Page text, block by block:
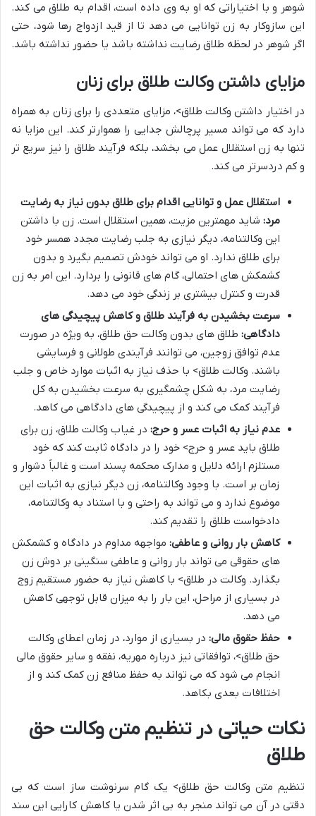
شوهر و با اختیاراتی که او به وی داده است، اقدام به طلاق می کند.
این سازوکار به زن توانایی می دهد تا از قید ازدواج رها شود، حتی
اگر شوهر در لحظه طلاق رضایت نداشته باشد یا حضور نداشته باشد.
مزایای داشتن وکالت طلاق برای زنان
در اختیار داشتن وکالت طلاق>، مزایای متعددی را برای زنان به همراه
دارد که می تواند مسیر پرچالش جدایی را هموارتر کند. این مزایا نه
تنها به زن استقلال عمل می بخشد، بلکه فرآیند طلاق را نیز سریع تر
و کم دردسرتر می کند.
استقلال عمل و توانایی اقدام برای طلاق بدون نیاز به رضایت
مرد: شاید مهمترین مزیت، همین استقلال است. زن با داشتن
این وکالتنامه، دیگر نیازی به جلب رضایت مجدد همسر خود
برای طلاق ندارد. او می تواند خودش تصمیم بگیرد و بدون
کشمکش های احتمالی، گام های قانونی را بردارد. این امر به زن
قدرت و کنترل بیشتری بر زندگی خود می دهد.
سرعت بخشیدن به فرآیند طلاق و کاهش پیچیدگی های
دادگاهی: طلاق های بدون وکالت حق طلاق، به ویژه در صورت
عدم توافق زوجین، می توانند فرآیندی طولانی و فرسایشی
باشند. وکالت طلاق> با حذف نیاز به اثبات موارد خاص و جلب
رضایت مرد، به شکل چشمگیری به سرعت بخشیدن به کل
فرآیند کمک می کند و از پیچیدگی های دادگاهی می کاهد.
عدم نیاز به اثبات عسر و حرج: در غیاب وکالت طلاق، زن برای
طلاق باید عسر و حرج> خود را در دادگاه ثابت کند که خود
مستلزم ارائه دلایل و مدارک محکمه پسند است و غالباً دشوار و
زمان بر است. با وجود وکالتنامه، زن دیگر نیازی به اثبات این
موضوع ندارد و می تواند به راحتی و با استناد به وکالتنامه،
دادخواست طلاق را تقدیم کند.
کاهش بار روانی و عاطفی: مواجهه مداوم در دادگاه و کشمکش
های حقوقی می تواند بار روانی و عاطفی سنگینی بر دوش زن
بگذارد. وکالت در طلاق> با کاهش نیاز به حضور مستقیم زوج
در بسیاری از مراحل، این بار را به میزان قابل توجهی کاهش
می دهد.
حفظ حقوق مالی: در بسیاری از موارد، در زمان اعطای وکالت
حق طلاق>، توافقاتی نیز درباره مهریه، نفقه و سایر حقوق مالی
انجام می شود که می تواند به حفظ منافع زن کمک کند و از
اختلافات بعدی بکاهد.
نکات حیاتی در تنظیم متن وکالت حق
طلاق
تنظیم متن وکالت حق طلاق> یک گام سرنوشت ساز است که بی
دقتی در آن می تواند منجر به بی اثر شدن یا کاهش کارایی این سند